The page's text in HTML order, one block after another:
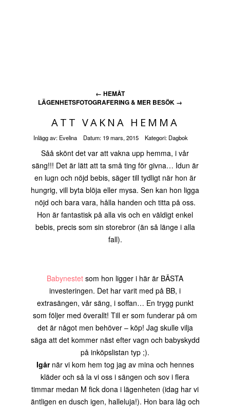
← HEMÅT
LÄGENHETSFOTOGRAFERING & MER BESÖK →
ATT VAKNA HEMMA
Inlägg av: Evelina Datum: 19 mars, 2015 Kategori: Dagbok
Såå skönt det var att vakna upp hemma, i vår
säng!!! Det är lätt att ta små ting för givna… Idun är
en lugn och nöjd bebis, säger till tydligt när hon är
hungrig, vill byta blöja eller mysa. Sen kan hon ligga
nöjd och bara vara, hålla handen och titta på oss.
Hon är fantastisk på alla vis och en väldigt enkel
bebis, precis som sin storebror (än så länge i alla
fall).
Babynestet som hon ligger i här är BÄSTA
investeringen. Det har varit med på BB, i
extrasängen, vår säng, i soffan… En trygg punkt
som följer med överallt! Till er som funderar på om
det är något men behöver – köp! Jag skulle vilja
säga att det kommer näst efter vagn och babyskydd
på inköpslistan typ ;).
Igårnär vi kom hem tog jag av mina och hennes
kläder och så la vi oss i sängen och sov i flera
timmar medan M fick dona i lägenheten (idag har vi
äntligen en dusch igen, halleluja!). Hon bara låg och